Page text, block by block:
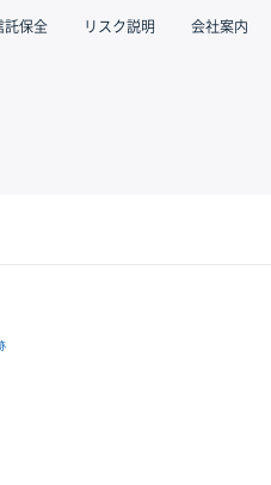
託保全 リスク説明 会社案内